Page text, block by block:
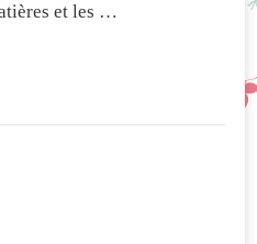
et les …